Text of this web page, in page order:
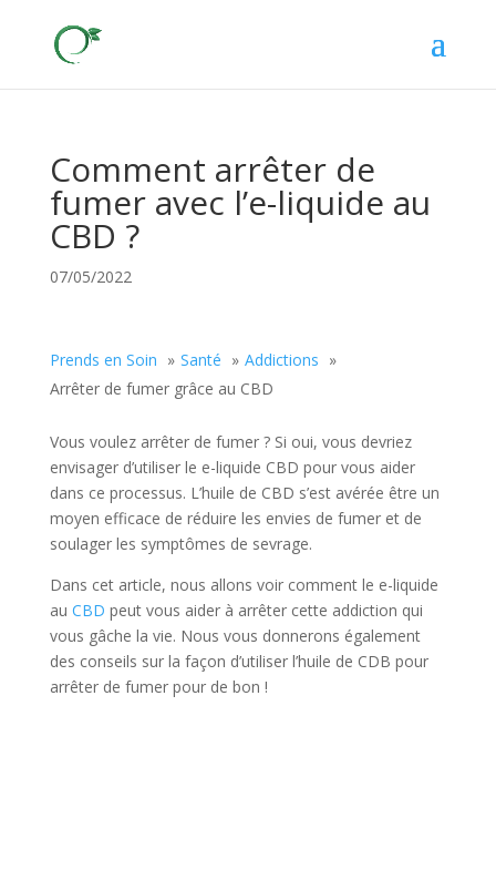
Comment arrêter de
fumer avec l’e-liquide au
CBD ?
07/05/2022
Prends en Soin Santé
Addictions
Arrêter de fumer grâce au CBD
Vous voulez arrêter de fumer ? Si oui, vous devriez
envisager d’utiliser le e-liquide CBD pour vous aider
dans ce processus. L’huile de CBD s’est avérée être un
moyen efficace de réduire les envies de fumer et de
soulager les symptômes de sevrage.
Dans cet article, nous allons voir comment le e-liquide
au CBD peut vous aider à arrêter cette addiction qui
vous gâche la vie. Nous vous donnerons également
des conseils sur la façon d’utiliser l’huile de CDB pour
arrêter de fumer pour de bon !